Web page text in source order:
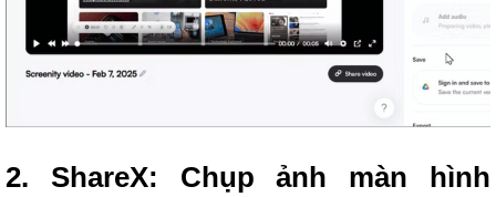
2. ShareX: Chụp ảnh màn hình